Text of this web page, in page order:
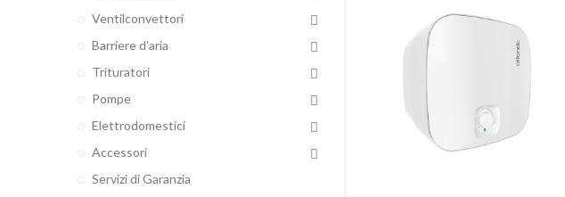
Ventilconvettori
Barriere d'aria
Trituratori
Pompe
Elettrodomestici
Accessori
Servizi di Garanzia